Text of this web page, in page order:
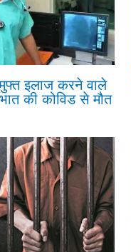
मुफ्त इलाज करने वाले
की कोविड से मौत